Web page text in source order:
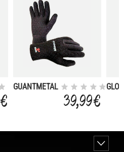
GUANTMETAL
39,99 €